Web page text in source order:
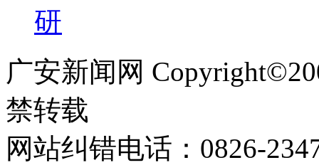
研
广安新闻网
禁转载
网站纠错电话：0826-